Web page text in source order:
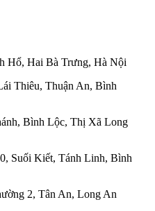
Hổ, Hai Bà Trưng, Hà Nội
Thiêu, Thuận An, Bình
Bình Lộc, Thị Xã Long
Suối Kiết, Tánh Linh, Bình
2, Tân An, Long An